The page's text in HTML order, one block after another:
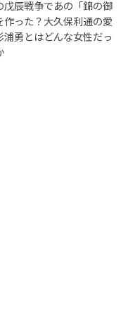
戊辰戦争であの「錦の御
作った？大久保利通の愛
浦勇とはどんな女性だっ